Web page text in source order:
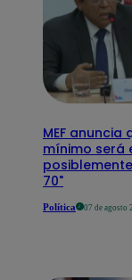
MEF
mínimo será
70"
Política 07 de agosto